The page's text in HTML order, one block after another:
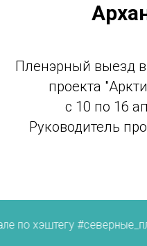
Пленэрный выезд
проекта
с 10 по 16
Руководитель